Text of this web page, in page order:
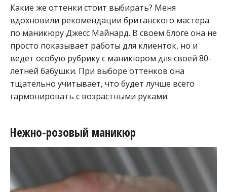
Какие же оттенки стоит выбирать? Меня
вдохновили рекомендации британского мастера
по маникюру Джесс Майнард. В своем блоге она не
просто показывает работы для клиенток, но и
ведет особую рубрику с маникюром для своей 80-
летней бабушки. При выборе оттенков она
тщательно учитывает, что будет лучше всего
гармонировать с возрастными руками.
Нежно-розовый маникюр